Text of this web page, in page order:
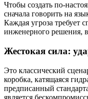
Чтобы создать по-
сначала говорить на
Каждая угроза требует
инженерного решения,
Жестокая сила:
Это классический
коробка, катящаяся
предписанный
является